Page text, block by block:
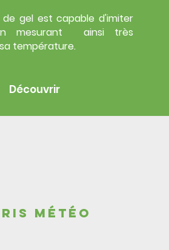
gel est capable d'imiter
mesurant ainsi très
température.
Découvrir
météo